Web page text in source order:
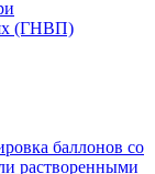
(ГНВП)
баллонов со
растворенными